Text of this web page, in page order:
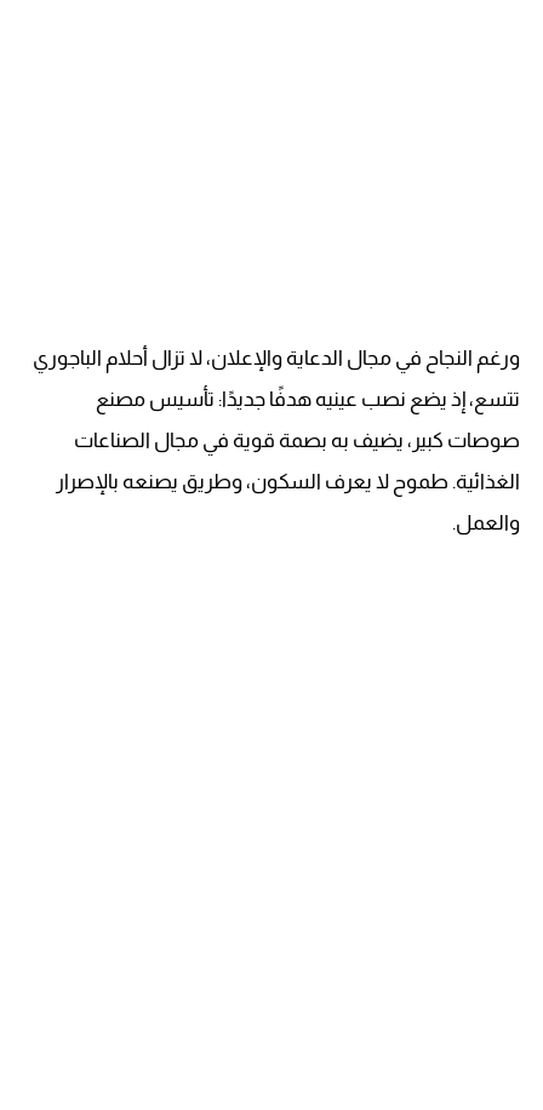
ورغم النجاح في مجال الدعاية والإعلان، لا تزال أحلام الباجوري
تتسع، إذ يضع نصب عينيه هدفًا جديدًا: تأسيس مصنع
صوصات كبير، يضيف به بصمة قوية في مجال الصناعات
الغذائية. طموح لا يعرف السكون، وطريق يصنعه بالإصرار
والعمل.